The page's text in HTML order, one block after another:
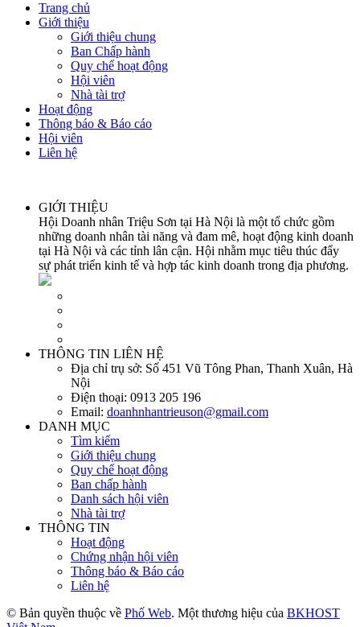
Trang chủ
Giới thiệu
Giới thiệu chung
Ban Chấp hành
Quy chế hoạt động
Hội viên
Nhà tài trợ
Hoạt động
Thông báo & Báo cáo
Hội viên
Liên hệ
GIỚI THIỆU
Hội Doanh nhân Triệu Sơn tại Hà Nội là một tổ chức gồm
những doanh nhân tài năng và đam mê, hoạt động kinh doanh
tại Hà Nội và các tỉnh lân cận. Hội nhằm mục tiêu thúc đẩy
sự phát triển kinh tế và hợp tác kinh doanh trong địa phương.
THÔNG TIN LIÊN HỆ
Địa chỉ trụ sở: Số 451 Vũ Tông Phan, Thanh Xuân, Hà
Nội
Điện thoại: 0913 205 196
Email: doanhnhantrieuson@gmail.com
DANH MỤC
Tìm kiếm
Giới thiệu chung
Quy chế hoạt động
Ban chấp hành
Danh sách hội viên
Nhà tài trợ
THÔNG TIN
Hoạt động
Chứng nhận hội viên
Thông báo & Báo cáo
Liên hệ
© Bản quyền thuộc về Phố Web. Một thương hiệu của BKHOST